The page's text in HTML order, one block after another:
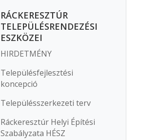
RÁCKERESZTÚR
TELEPÜLÉSRENDEZÉSI
ESZKÖZEI
HIRDETMÉNY
Településfejlesztési
koncepció
Településszerkezeti terv
Ráckeresztúr Helyi Építési
Szabályzata HÉSZ